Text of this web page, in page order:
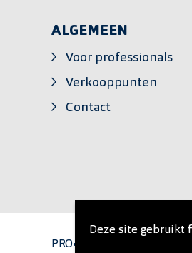
Deze site gebruikt
ALGEMEEN
Voor professionals
Verkooppunten
Contact
PRO•ONE is een private